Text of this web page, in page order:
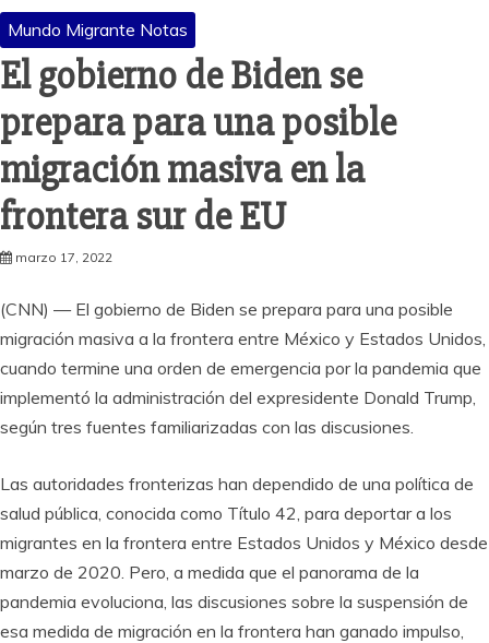
Mundo Migrante Notas
El gobierno de Biden se
prepara para una posible
migración masiva en la
frontera sur de EU
marzo 17, 2022
(CNN) — El gobierno de Biden se prepara para una posible
migración masiva a la frontera entre México y Estados Unidos,
cuando termine una orden de emergencia por la pandemia que
implementó la administración del expresidente Donald Trump,
según tres fuentes familiarizadas con las discusiones.
Las autoridades fronterizas han dependido de una política de
salud pública, conocida como Título 42, para deportar a los
migrantes en la frontera entre Estados Unidos y México desde
marzo de 2020. Pero, a medida que el panorama de la
pandemia evoluciona, las discusiones sobre la suspensión de
esa medida de migración en la frontera han ganado impulso,